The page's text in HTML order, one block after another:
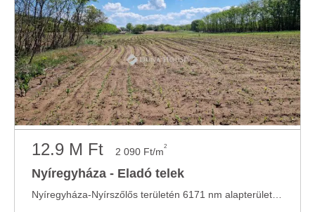
12.9 M Ft 2 090 Ft/m2
Nyíregyháza - Eladó telek